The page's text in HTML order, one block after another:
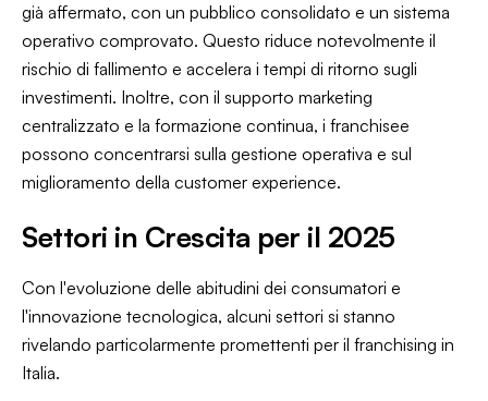
già affermato, con un pubblico consolidato e un sistema
operativo comprovato. Questo riduce notevolmente il
rischio di fallimento e accelera i tempi di ritorno sugli
investimenti. Inoltre, con il supporto marketing
centralizzato e la formazione continua, i franchisee
possono concentrarsi sulla gestione operativa e sul
miglioramento della customer experience.
Settori in Crescita per il 2025
Con l'evoluzione delle abitudini dei consumatori e
l'innovazione tecnologica, alcuni settori si stanno
rivelando particolarmente promettenti per il franchising in
Italia.